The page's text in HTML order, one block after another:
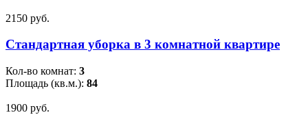
2150 pуб.
Стандартная уборка в 3 комнатной квартире
Кол-во комнат: 3
Площадь (кв.м.): 84
1900 pуб.